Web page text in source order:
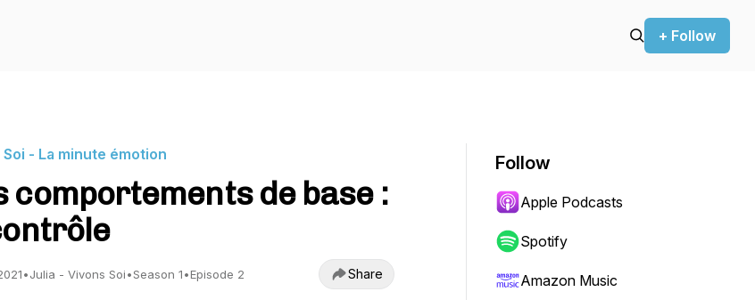
+ Follow
- La minute émotion
comportements de base :
•Julia - Vivons Soi•Season 1•Episode 2 Share
Follow
Apple Podcasts
Spotify
Amazon Music